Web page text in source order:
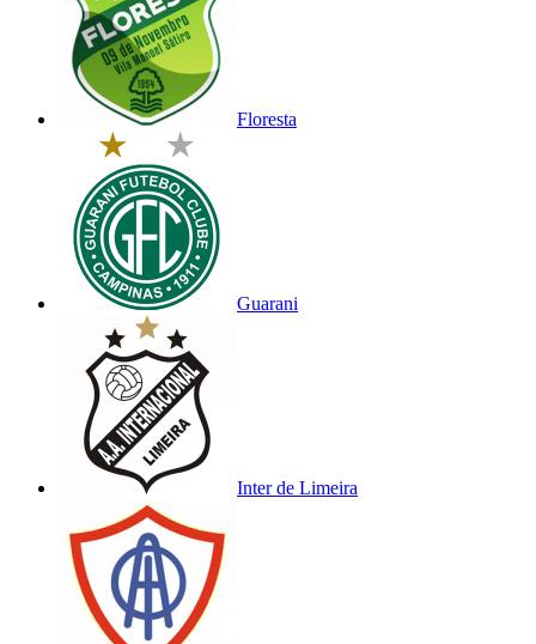
Floresta
Guarani
Inter de Limeira